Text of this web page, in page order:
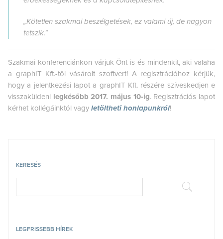
KERESÉS
LEGFRISSEBB HÍREK
„Kötetlen szakmai beszélgetések, ez valami új, de nagyon
tetszik.”
Szakmai konferenciánkon várjuk Önt is és mindenkit, aki valaha
a graphIT Kft.-től vásárolt szoftvert! A regisztrációhoz kérjük,
hogy a jelentkezési lapot a graphIT Kft. részére szíveskedjen e
visszaküldeni legkésőbb 2017. május 10-ig. Regisztrációs lapot
kérhet kollégáinktól vagy letöltheti honlapunkról!